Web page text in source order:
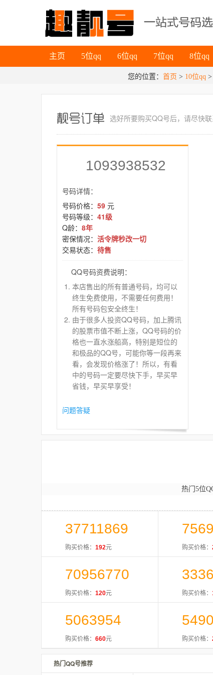
主页
主页
5位qq
5位qq
6位qq
6位qq
7位qq 8位qq
您的位置：首页 > 10位qq >
选好所要购买QQ号后，请尽快联
1093938532
号码详情：
号码价格： 59 元
号码等级： 41级
Q龄： 8年
密保情况： 活令牌秒改一切
交易状态： 待售
QQ号码资费说明：
本店售出的所有普通号码，均可以
终生免费使用，不需要任何费用！
所有号码包安全终生！
由于很多人投资QQ号码，加上腾讯
的股票市值不断上涨，QQ号码的价
格也一直水涨船高，特别是短位的
和极品的QQ号，可能你等一段再来
看，会发现价格涨了！所以，有看
中的号码一定要尽快下手，早买早
省钱，早买早享受！
问题答疑
热门5位
37711869
购买价格： 192元 购买价格：
70956770
购买价格： 120元 购买价格：
5063954
购买价格： 660元 购买价格：
热门QQ号推荐